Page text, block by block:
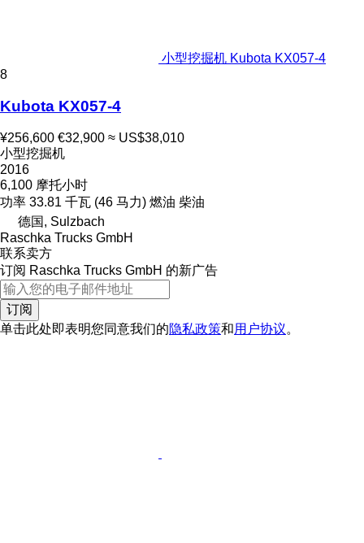
小型挖掘机 Kubota KX057-4
8
Kubota KX057-4
¥256,600 €32,900 ≈ US$38,010
小型挖掘机
2016
6,100 摩托小时
功率 33.81 千瓦 (46 马力) 燃油 柴油
德国, Sulzbach
Raschka Trucks GmbH
联系卖方
订阅 Raschka Trucks GmbH 的新广告
订阅
单击此处即表明您同意我们的隐私政策和用户协议。